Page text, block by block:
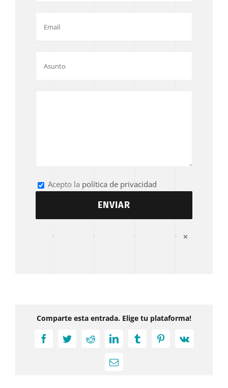
Acepto la política de privacidad
×
Comparte esta entrada. Elige tu plataforma!
FacebookTwitterRedditLinkedInTumblrPinterest
Vk
Correo